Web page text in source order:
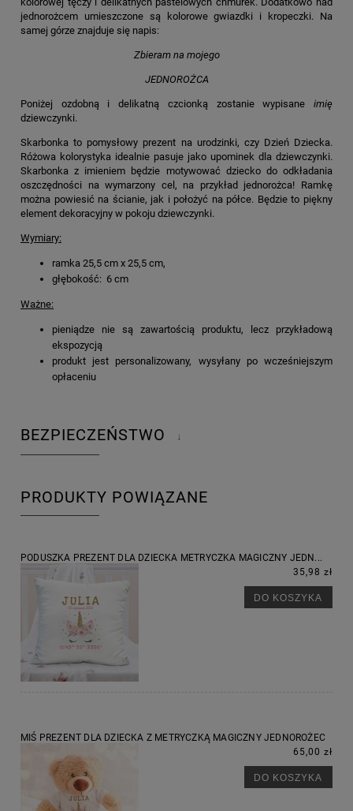
jednorożcem umieszczone są kolorowe gwiazdki i kropeczki. Na
samej górze znajduje się napis:
Zbieram na mojego
JEDNOROŻCA
Poniżej ozdobną i delikatną czcionką zostanie wypisane imię
dziewczynki.
Skarbonka to pomysłowy prezent na urodzinki, czy Dzień Dziecka.
Różowa kolorystyka idealnie pasuje jako upominek dla dziewczynki.
Skarbonka z imieniem będzie motywować dziecko do odkładania
oszczędności na wymarzony cel, na przykład jednorożca! Ramkę
można powiesić na ścianie, jak i położyć na półce. Będzie to piękny
element dekoracyjny w pokoju dziewczynki.
Wymiary:
ramka 25,5 cm x 25,5 cm,
głębokość: 6 cm
Ważne:
pieniądze nie są zawartością produktu, lecz przykładową
ekspozycją
produkt jest personalizowany, wysyłany po wcześniejszym
opłaceniu
BEZPIECZEŃSTWO ↓
PRODUKTY POWIĄZANE
PODUSZKA PREZENT DLA DZIECKA METRYCZKA MAGICZNY JEDN...
35,98 zł
DO KOSZYKA
MIŚ PREZENT DLA DZIECKA Z METRYCZKĄ MAGICZNY JEDNOROŻEC
65,00 zł
DO KOSZYKA